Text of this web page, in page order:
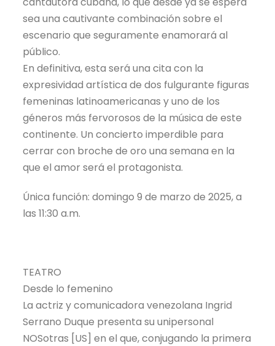
sea una cautivante combinación sobre el
escenario que seguramente enamorará al
público.
En definitiva, esta será una cita con la
expresividad artística de dos fulgurante figuras
femeninas latinoamericanas y uno de los
géneros más fervorosos de la música de este
continente. Un concierto imperdible para
cerrar con broche de oro una semana en la
que el amor será el protagonista.
Única función: domingo 9 de marzo de 2025, a
las 11:30 a.m.
TEATRO
Desde lo femenino
La actriz y comunicadora venezolana Ingrid
Serrano Duque presenta su unipersonal
NOSotras [US] en el que, conjugando la primera